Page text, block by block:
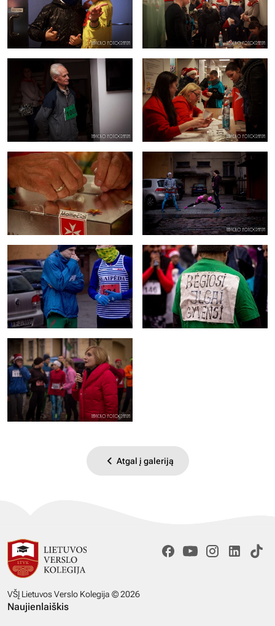
Atgal į galeriją
VŠĮ Lietuvos Verslo Kolegija © 2026
Naujienlaiškis